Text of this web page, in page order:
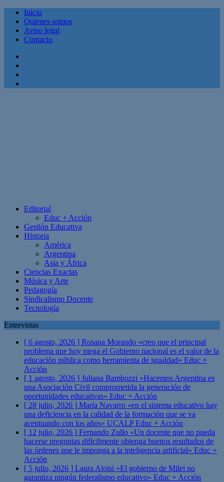
Inicio
Quienes somos
Aviso legal
Contacto
Editorial
Educ + Acción
Gestión Educativa
Historia
América
Argentina
Asia y África
Ciencias Exactas
Música y Arte
Pedagogía
Sindicalismo Docente
Tecnología
Entrevistas
[ 6 agosto, 2026 ] Rosana Morando «creo que el principal
problema que hoy niega el Gobierno nacional es el valor de la
educación pública como herramienta de igualdad» Educ +
Acción
[ 1 agosto, 2026 ] Juliana Bambozzi «Hacemos Argentina es
una Asociación Civil comprometida la generación de
oportunidades educativas» Educ + Acción
[ 28 julio, 2026 ] María Navarro «en el sistema educativo hay
una deficiencia en la calidad de la formación que se va
acentuando con los años» UCALPEduc + Acción
[ 12 julio, 2026 ] Fernando Zullo «Un docente que no pueda
hacerse preguntas difícilmente obtenga buenos resultados de
las órdenes que le imponga a la inteligencia artificial» Educ +
Acción
[ 5 julio, 2026 ] Laura Aloisi «El gobierno de Milei no
garantiza ningún federalismo educativo» Educ + Acción